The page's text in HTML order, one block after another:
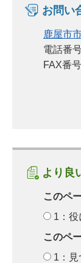
お問い
鹿屋市
電話番
FAX番
より良
このペ
1：役
このペ
1：見